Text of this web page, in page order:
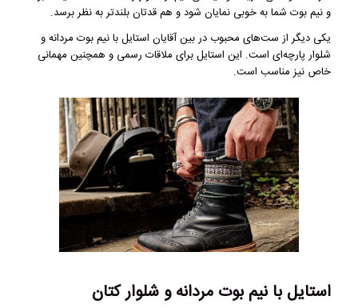
و نیم بوت شما به خوبی نمایان شود و هم قدتان بلندتر به نظر برسد.
یکی دیگر از ست‌های محبوب در بین آقایان استایل با نیم بوت مردانه و
شلوار پارچه‌ای است. این استایل برای ملاقات رسمی و همچنین مهمانی
خاص نیز مناسب است.
استایل با نیم بوت مردانه و شلوار کتان